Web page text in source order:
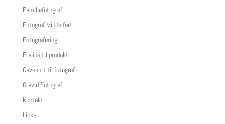
Familiefotograf
Fotograf Middelfart
Fotografering
Fra idé til produkt
Gavekort til fotograf
Gravid Fotograf
Kontakt
Links